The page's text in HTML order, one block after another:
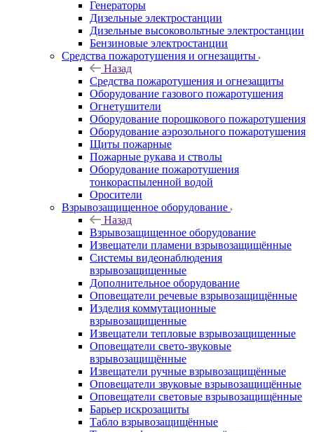
Генераторы
Дизельные электростанции
Дизельные высоковольтные электростанции
Бензиновые электростанции
Средства пожаротушения и огнезащиты
Назад
Средства пожаротушения и огнезащиты
Оборудование газового пожаротушения
Огнетушители
Оборудование порошкового пожаротушения
Оборудование аэрозольного пожаротушения
Щиты пожарные
Пожарные рукава и стволы
Оборудование пожаротушения
тонкораспыленной водой
Оросители
Взрывозащищенное оборудование
Назад
Взрывозащищенное оборудование
Извещатели пламени взрывозащищённые
Системы видеонаблюдения
взрывозащищенные
Дополнительное оборудование
Оповещатели речевые взрывозащищённые
Изделия коммутационные
взрывозащищенные
Извещатели тепловые взрывозащищенные
Оповещатели свето-звуковые
взрывозащищённые
Извещатели ручные взрывозащищённые
Оповещатели звуковые взрывозащищённые
Оповещатели световые взрывозащищённые
Барьер искрозащиты
Табло взрывозащищённые